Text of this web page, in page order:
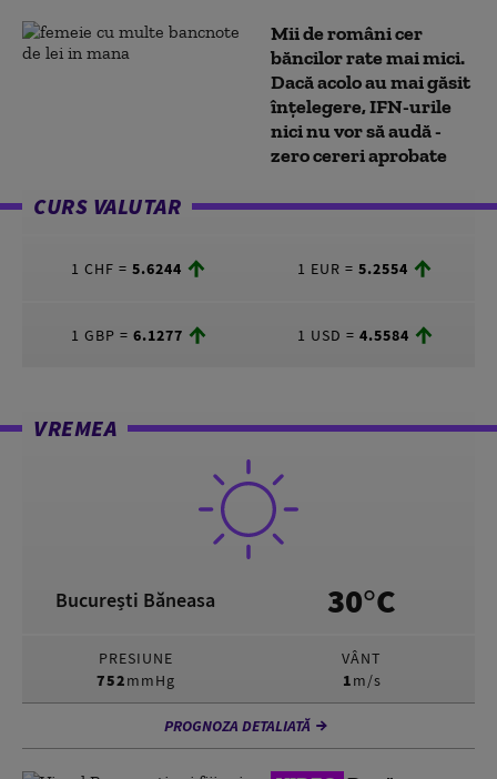
Mii de români cer
băncilor rate mai mici.
Dacă acolo au mai găsit
înțelegere, IFN-urile
nici nu vor să audă -
zero cereri aprobate
CURS VALUTAR
1 CHF = 5.6244 1 EUR = 5.2554
1 GBP = 6.1277 1 USD = 4.5584
VREMEA
București Băneasa 30°C
PRESIUNE
752mmHg
VÂNT
1m/s
PROGNOZA DETALIATĂ